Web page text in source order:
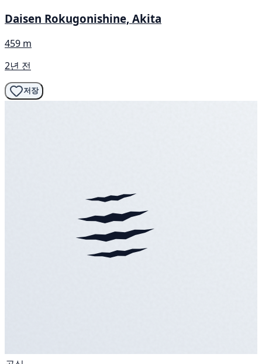
Daisen Rokugonishine, Akita
459 m
2년 전
저장